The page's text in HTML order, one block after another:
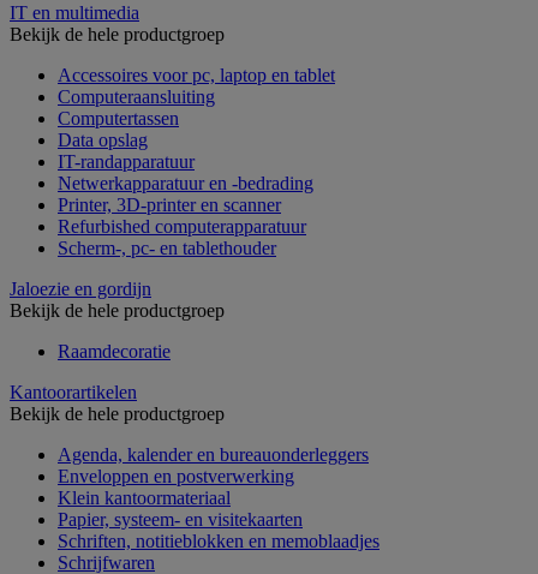
IT en multimedia
Bekijk de hele productgroep
Accessoires voor pc, laptop en tablet
Computeraansluiting
Computertassen
Data opslag
IT-randapparatuur
Netwerkapparatuur en -bedrading
Printer, 3D-printer en scanner
Refurbished computerapparatuur
Scherm-, pc- en tablethouder
Jaloezie en gordijn
Bekijk de hele productgroep
Raamdecoratie
Kantoorartikelen
Bekijk de hele productgroep
Agenda, kalender en bureauonderleggers
Enveloppen en postverwerking
Klein kantoormateriaal
Papier, systeem- en visitekaarten
Schriften, notitieblokken en memoblaadjes
Schrijfwaren